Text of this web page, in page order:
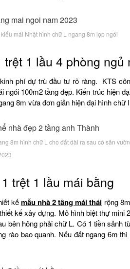
mái Nhật hình chữ L ngang 8m lợp ngói
1 lầu 4 phòng ngủ
phí dự trù đầu tư rõ ràng. KTS
100m2 tầng đẹp. Kiến trúc hiện
8m vừa đơn giản hiện đại hình chữ
8m hình chữ L cho đất dài ra sau có sân
trệt 1 lầu mái bằng
kếmẫu nhà 2 tầng mái thái rộng
kế xây dựng. Mô hình biệt thự mini
bên hông phải chữ L. Có 1 tiền sảnh
rào bao quanh. Nếu đất ngang 6m thì